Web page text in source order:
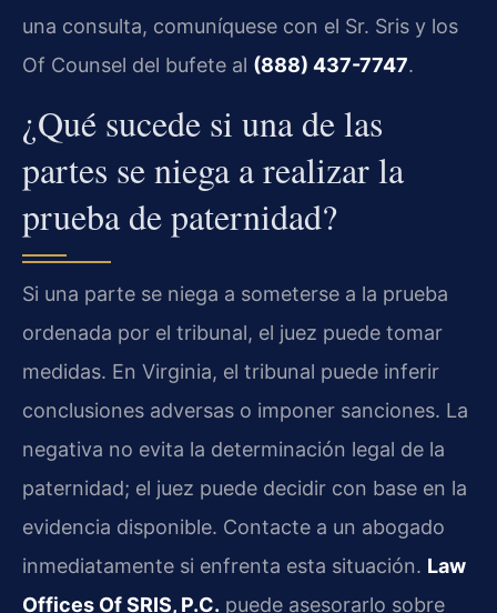
una consulta, comuníquese con el Sr. Sris y los
Of Counsel del bufete al (888) 437-7747.
¿Qué sucede si una de las
partes se niega a realizar la
prueba de paternidad?
Si una parte se niega a someterse a la prueba
ordenada por el tribunal, el juez puede tomar
medidas. En Virginia, el tribunal puede inferir
conclusiones adversas o imponer sanciones. La
negativa no evita la determinación legal de la
paternidad; el juez puede decidir con base en la
evidencia disponible. Contacte a un abogado
inmediatamente si enfrenta esta situación. Law
Offices Of SRIS, P.C. puede asesorarlo sobre